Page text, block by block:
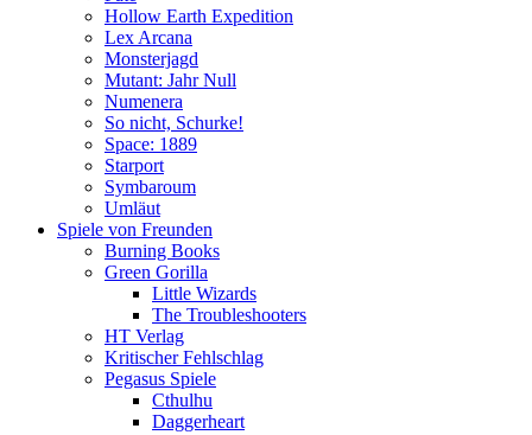
Hollow Earth Expedition
Lex Arcana
Monsterjagd
Mutant: Jahr Null
Numenera
So nicht, Schurke!
Space: 1889
Starport
Symbaroum
Umläut
Spiele von Freunden
Burning Books
Green Gorilla
Little Wizards
The Troubleshooters
HT Verlag
Kritischer Fehlschlag
Pegasus Spiele
Cthulhu
Daggerheart